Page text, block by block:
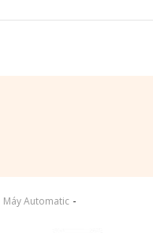
Máy Automatic-